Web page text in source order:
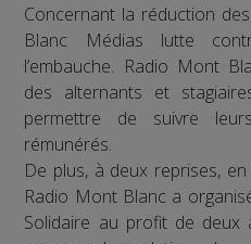
Concernant la réduction
Blanc Médias lutte
l’embauche. Radio Mont
des alternants et
permettre de suivre
rémunérés.
De plus, à deux reprises,
Radio Mont Blanc a
Solidaire au profit de deux